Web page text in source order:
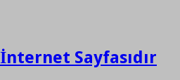
Sayfasıdır